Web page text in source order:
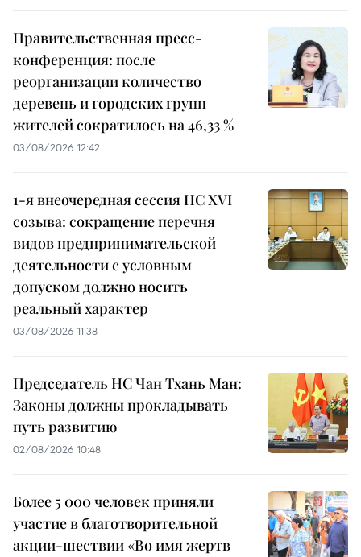
Правительственная пресс-
конференция: после
реорганизации количество
деревень и городских групп
жителей сократилось на 46,33 %
03/08/2026 12:42
1-я внеочередная сессия НС XVI
созыва: сокращение перечня
видов предпринимательской
деятельности с условным
допуском должно носить
реальный характер
03/08/2026 11:38
Председатель НС Чан Тхань Ман:
Законы должны прокладывать
путь развитию
02/08/2026 10:48
Более 5 000 человек приняли
участие в благотворительной
акции-шествии «Во имя жертв